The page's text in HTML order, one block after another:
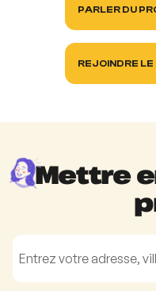
PARLER DU
REJOINDRE
Mettre